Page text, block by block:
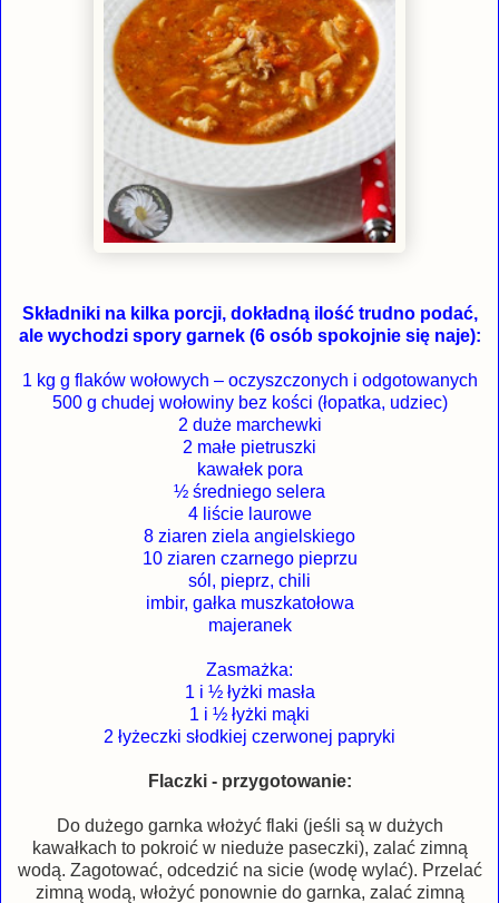
Składniki na kilka porcji, dokładną ilość trudno podać,
ale wychodzi spory garnek (6 osób spokojnie się naje):
1 kg g flaków wołowych – oczyszczonych i odgotowanych
500 g chudej wołowiny bez kości (łopatka, udziec)
2 duże marchewki
2 małe pietruszki
kawałek pora
½ średniego selera
4 liście laurowe
8 ziaren ziela angielskiego
10 ziaren czarnego pieprzu
sól, pieprz, chili
imbir, gałka muszkatołowa
majeranek
Zasmażka:
1 i ½ łyżki masła
1 i ½ łyżki mąki
2 łyżeczki słodkiej czerwonej papryki
Flaczki - przygotowanie:
Do dużego garnka włożyć flaki (jeśli są w dużych
kawałkach to pokroić w nieduże paseczki), zalać zimną
wodą. Zagotować, odcedzić na sicie (wodę wylać). Przelać
zimną wodą, włożyć ponownie do garnka, zalać zimną